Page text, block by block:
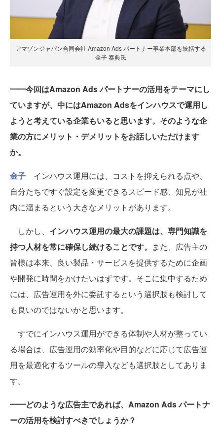
アマゾンジャパン合同会社 Amazon Ads パートナー事業本部を統括する
金子 泰典氏
━━今回はAmazon Ads パートナーの活用をテーマにし
ていますが、中にはAmazon Adsをインハウスで運用し
ようと考えている企業もいると思います。そのような企
業の方にメリット・デメリットをお話しいただけます
か。
金子 インハウス運用には、コストを抑えられる点や、
自分たちですぐ設定を変更できるスピード感、知見が社
内に溜まるという大きなメリットがあります。
しかし、 インハウス運用の最大の課題は、専門知識を
持つ人材を常に確保し続けることです。 また、広告主の
皆様は本来、良い製品・サービスを提供するために企画
や開発に時間をかけたいはずです。そこに集中するため
には、広告運用を外に委託するという選択肢も検討して
も良いのではないかと思います。
すでにインハウス運用ができる体制や人材が整ってい
る場合は、広告運用の効率化や目的などに応じて広告運
用を最適化するツールの導入なども選択肢としてありま
す。
━━どのような広告主であれば、Amazon Ads パートナ
ーの活用を検討すべきでしょうか？